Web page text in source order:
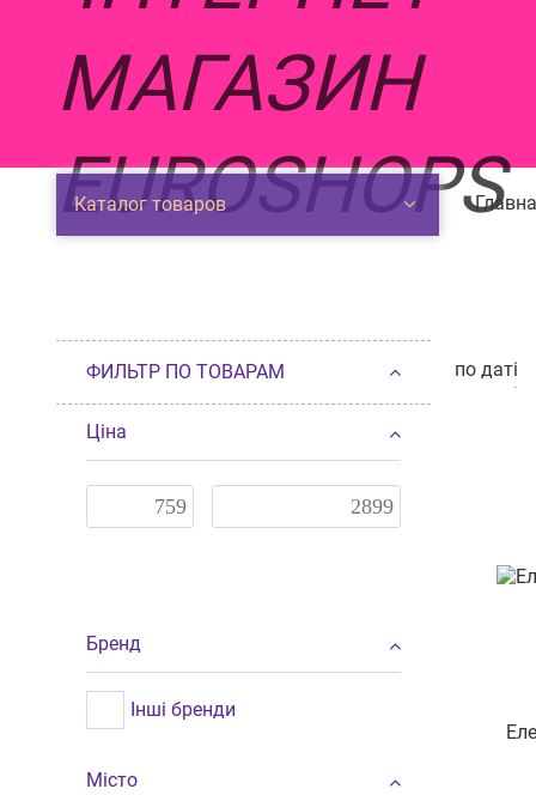
Каталог товаров
ФИЛЬТР ПО ТОВАРАМ
Ціна
Бренд
Інші бренди
Місто
по даті
по даті